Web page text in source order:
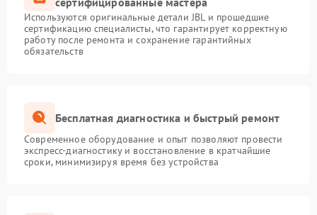
Используются оригинальные детали JBL и прошедшие
сертификацию специалисты, что гарантирует корректную
работу после ремонта и сохранение гарантийных
обязательств
Бесплатная диагностика и быстрый ремонт
Современное оборудование и опыт позволяют провести
экспресс-диагностику и восстановление в кратчайшие
сроки, минимизируя время без устройства